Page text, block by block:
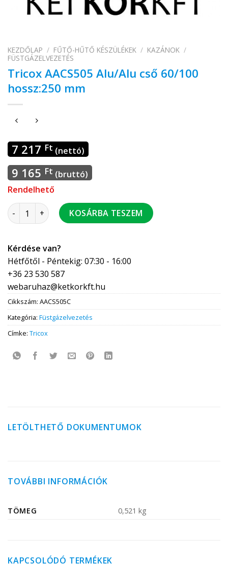
KEZDŐLAP / FŰTŐ-HŰTŐ KÉSZÜLÉKEK / KAZÁNOK /
FÜSTGÁZELVEZETÉS
Tricox AACS505 Alu/Alu cső 60/100
hossz:250 mm
7 217 Ft (nettó)
9 165 Ft (bruttó)
Rendelhető
Tricox AACS505 Alu/Alu cső 60/100 hossz:250 mm mennyiség
KOSÁRBA TESZEM
Kérdése van?
Hétfőtől - Péntekig: 07:30 - 16:00
+36 23 530 587
webaruhaz@ketkorkft.hu
Cikkszám: AACS505C
Kategória: Füstgázelvezetés
Címke: Tricox
LETÖLTHETŐ DOKUMENTUMOK
TOVÁBBI INFORMÁCIÓK
TÖMEG 0,521 kg
KAPCSOLÓDÓ TERMÉKEK